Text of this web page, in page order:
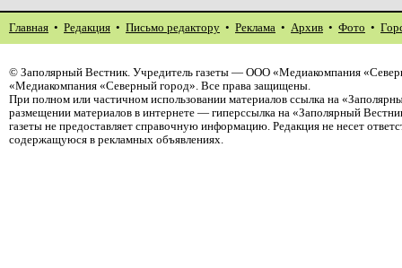
Главная • Редакция • Письмо редактору • Реклама • Архив • Фото •
© Заполярный Вестник. Учредитель газеты — ООО «Медиакомпания
«Медиакомпания «Северный город». Все права защищены.
При полном или частичном использовании материалов ссылка на
размещении материалов в интернете — гиперссылка на «Заполярный
газеты не предоставляет справочную информацию. Редакция не несет
содержащуюся в рекламных объявлениях.